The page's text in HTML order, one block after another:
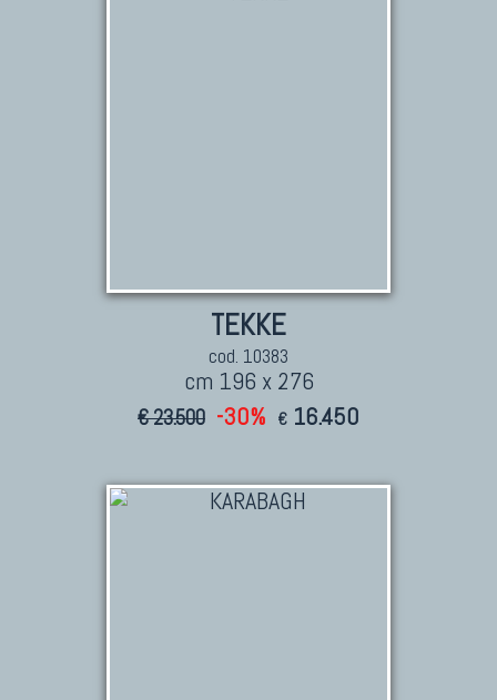
TEKKE
cod. 10383
cm 196 x 276
€ 23.500 -30% € 16.450